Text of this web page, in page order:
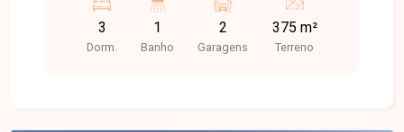
ótima opção tanto para moradia quanto
investimento. O imóvel possui duas casas
padrão construídas em terreno de 375 m²,
3
Dorm.
1
Banho
2
Garagens
375 m²
Terreno